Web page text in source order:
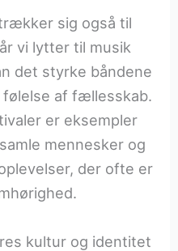
sig også til
vi lytter til musik
det styrke båndene
følelse af fællesskab.
er eksempler
mennesker og
der ofte er
kultur og identitet